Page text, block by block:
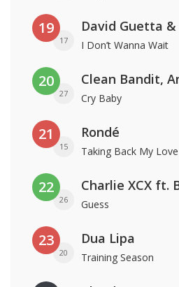
19
17
David Guetta &
I Don’t Wanna Wait
20
27 Cry Baby
21
15
Rondé
Taking Back My Love
22
26
Charlie XCX ft.
Guess
23
20
Dua Lipa
Training Season